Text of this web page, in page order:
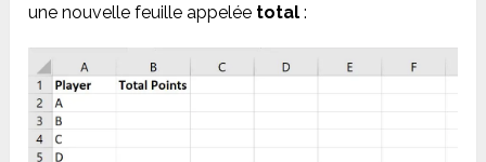
une nouvelle feuille appelée total :